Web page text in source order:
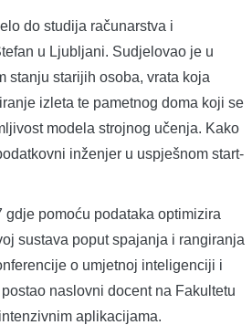
do studija računarstva i
u Ljubljani. Sudjelovao je u
stanju starijih osoba, vrata koja
izleta te pametnog doma koji se
modela strojnog učenja. Kako
inženjer u uspješnom start-
pomoću podataka optimizira
sustava poput spajanja i rangiranja
o umjetnoj inteligenciji i
naslovni docent na Fakultetu
aplikacijama.